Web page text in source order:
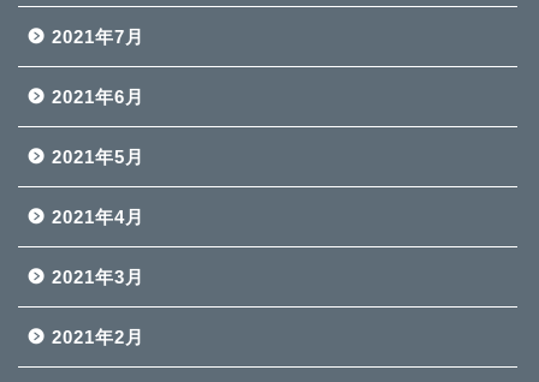
2021年7月
2021年6月
2021年5月
2021年4月
2021年3月
2021年2月